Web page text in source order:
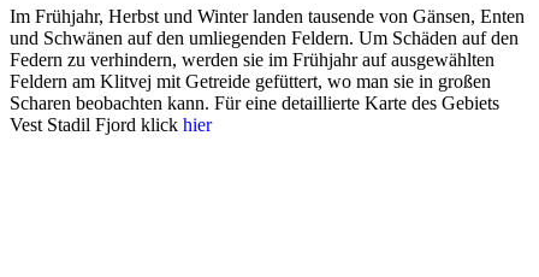
Im Frühjahr, Herbst und Winter landen tausende von Gänsen, Enten
und Schwänen auf den umliegenden Feldern. Um Schäden auf den
Federn zu verhindern, werden sie im Frühjahr auf ausgewählten
Feldern am Klitvej mit Getreide gefüttert, wo man sie in großen
Scharen beobachten kann. Für eine detaillierte Karte des Gebiets
Vest Stadil Fjord klick hier